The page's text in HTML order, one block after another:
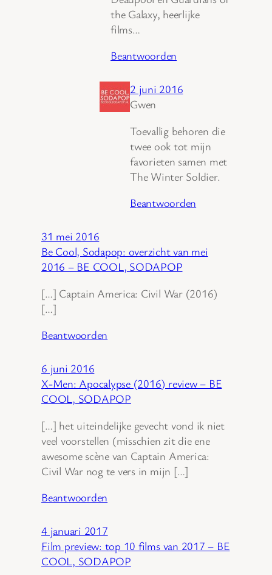
the Galaxy, heerlijke
films…
Beantwoorden
2 juni 2016
Gwen
Toevallig behoren die
twee ook tot mijn
favorieten samen met
The Winter Soldier.
Beantwoorden
31 mei 2016
Be Cool, Sodapop: overzicht van mei
2016 – BE COOL, SODAPOP
[…] Captain America: Civil War (2016)
[…]
Beantwoorden
6 juni 2016
X-Men: Apocalypse (2016) review – BE
COOL, SODAPOP
[…] het uiteindelijke gevecht vond ik niet
veel voorstellen (misschien zit die ene
awesome scène van Captain America:
Civil War nog te vers in mijn […]
Beantwoorden
4 januari 2017
Film preview: top 10 films van 2017 – BE
COOL, SODAPOP